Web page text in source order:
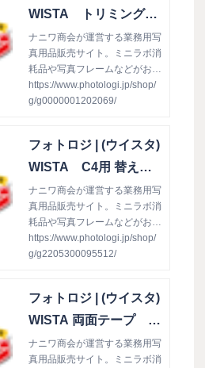
WISTA トリミングカ
ッター C-4 横60×縦
55以下: 撮影機材／用
品／三脚
ナニワ商会が運営する業務用写
真用品販売サイト。ミニラボ消
耗品や写真フレームなどがお値
打ち仕入れでお得意様をサポー
ト！個人事業主の方やフリーラ
ッター C-4 横60×縦55以下
https://www.photologi.jp/shop/
g/g0000001202069/
フォトロジ | (ウイスタ)
WISTA C4用 替え
刃 30x40mm シー
リング: 撮影機材／用
品／三脚
ナニワ商会が運営する業務用写
真用品販売サイト。ミニラボ消
耗品や写真フレームなどがお値
打ち仕入れでお得意様をサポー
ト！個人事業主の方やフリーラ
30x40mm シーリング
https://www.photologi.jp/shop/
g/g2205300095512/
フォトロジ | (ウイスタ)
WISTA 両面テープ 9
45 シートタイプ 12
5x85mm（L判） 200
ナニワ商会が運営する業務用写
真用品販売サイト。ミニラボ消